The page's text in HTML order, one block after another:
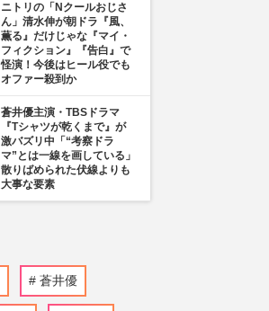
ニトリの「Nクールおじさ
ん」清水伸が朝ドラ『風、
薫る』だけじゃな『マイ・
フィクション』『告白』で
怪演！今後はヒール役でも
オファー殺到か
蒼井優主演・TBSドラマ
『Tシャツが乾くまで』が
激バズリ中「“考察ドラ
マ”とは一線を画している」
散りばめられた伏線よりも
大事な要素
蒼井優